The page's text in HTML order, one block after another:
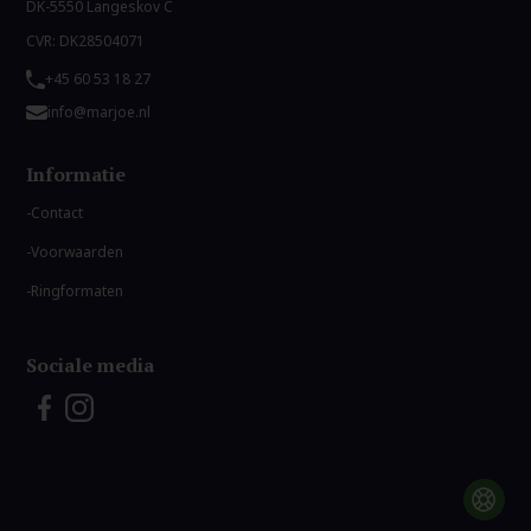
DK-5550 Langeskov C
CVR: DK28504071
+45 60 53 18 27
info@marjoe.nl
Informatie
Contact
Voorwaarden
Ringformaten
Sociale media